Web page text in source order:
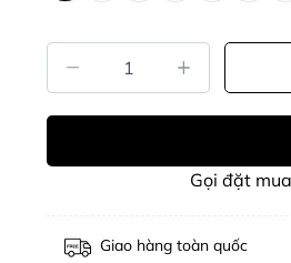
Gọi đặt mua
Giao hàng toàn quốc